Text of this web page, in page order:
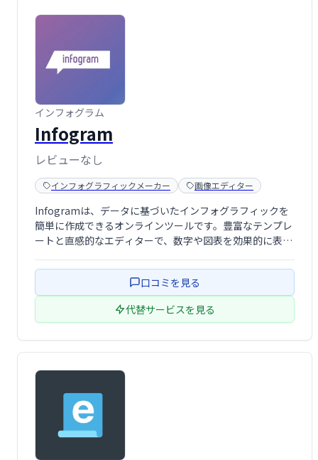
インフォグラム
Infogram
レビューなし
インフォグラフィックメーカー 画像エディター
Infogramは、データに基づいたインフォグラフィックを
簡単に作成できるオンラインツールです。豊富なテンプレ
ートと直感的なエディターで、数字や図表を効果的に表現
迅速かつ明確な情報伝達を支援します。無料プランではダ
ウンロードはできませんが、ソーシャ …
口コミを見る
代替サービスを見る